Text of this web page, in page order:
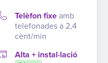
Telèfon fixe amb
telefonades a 2,4
cènt/min
Alta + instal·lació